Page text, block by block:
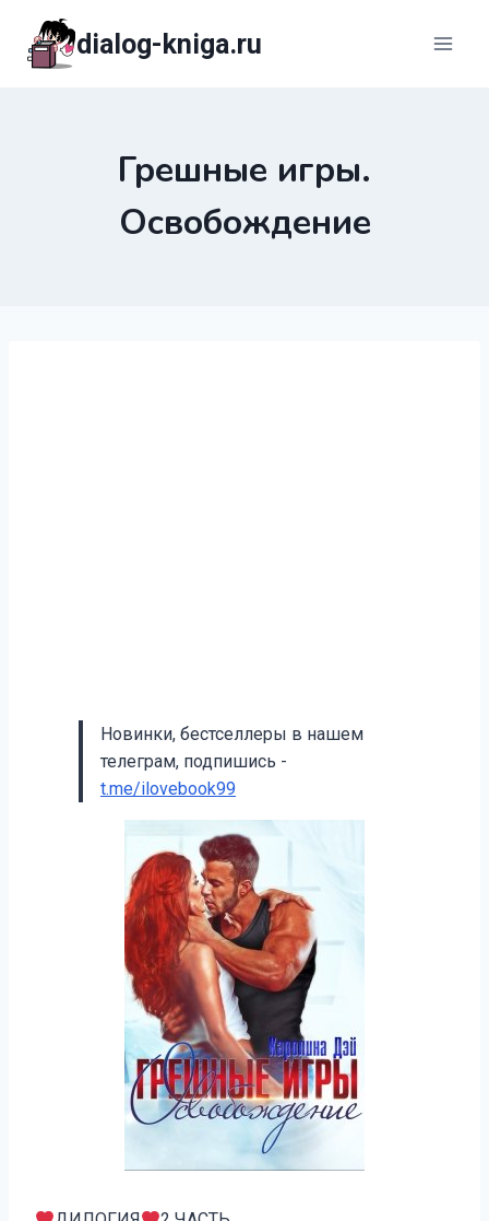
содержимому
dialog-kniga.ru
Грешные игры.
Освобождение
Новинки, бестселлеры в нашем
телеграм, подпишись -
t.me/ilovebook99